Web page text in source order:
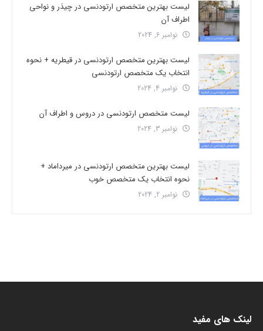
لیست بهترین متخصص ارتودنسی در چیذر و نواحی
اطراف آن
نوامبر 6, 2024
لیست بهترین متخصص ارتودنسی در قیطریه + نحوه
انتخاب یک متخصص ارتودنسی
نوامبر 4, 2024
لیست متخصص ارتودنسی در دروس و اطراف آن
نوامبر 3, 2024
لیست بهترین متخصص ارتودنسی در میرداماد +
نحوه انتخاب یک متخصص خوب
نوامبر 2, 2024
لینک های مفید